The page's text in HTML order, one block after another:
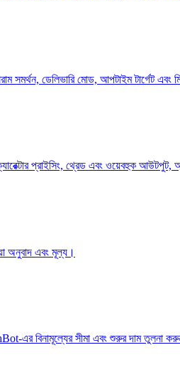
ডেলিভারি মোড, আপটাইম টার্গেট এবং
প্রাইসিং, থ্রেড এবং ওয়েবহুক আউটপুট,
অনুবাদ এবং মূল্য।
বিনামূল্যের সীমা এবং শুরুর দাম তুলনা